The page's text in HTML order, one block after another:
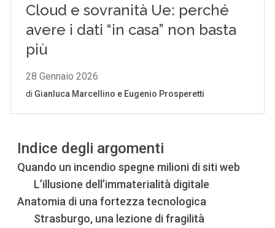
Indice degli argomenti
Quando un incendio spegne milioni di siti web
L’illusione dell’immaterialità digitale
Anatomia di una fortezza tecnologica
Strasburgo, una lezione di fragilità